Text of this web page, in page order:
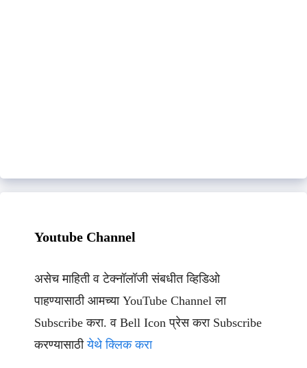
Youtube Channel
असेच माहिती व टेक्नॉलॉजी संबधीत व्हिडिओ
पाहण्यासाठी आमच्या YouTube Channel ला
Subscribe करा. व Bell Icon प्रेस करा Subscribe
करण्यासाठीयेथे क्लिक करा